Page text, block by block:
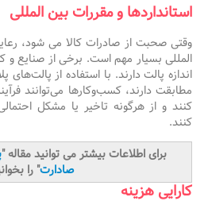
استانداردها و مقررات بین المللی
وقتی صحبت از صادرات کالا می شود،
المللی بسیار مهم است. برخی از صنایع و
اندازه پالت دارند. با استفاده از پالت‌های
مطابقت دارند، کسب‌وکارها می‌توانند
کنند و از هرگونه تاخیر یا مشکل
کنند.
برای اطلاعات بیشتر می توانید مقاله "
صادارت" را
کارایی هزینه